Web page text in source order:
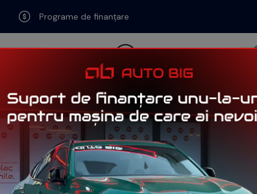
Programe de finanțare
Leasing auto Credit auto Recenzii